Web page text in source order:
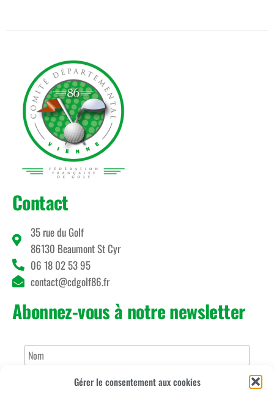
Gérer le consentement aux cookies
Contact
35 rue du Golf
86130 Beaumont St Cyr
06 18 02 53 95
contact@cdgolf86.fr
Abonnez-vous à notre newsletter